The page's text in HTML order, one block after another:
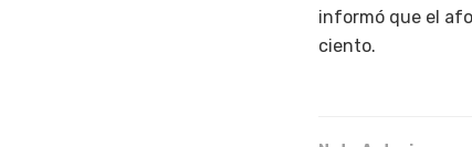
informó que el
ciento.